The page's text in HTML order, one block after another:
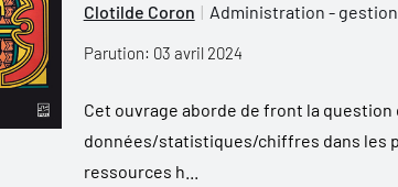
Clotilde Coron Administration - gestion
Parution: 03 avril 2024
Cet ouvrage aborde de front la question
données/statistiques/chiffres dans les
ressources h...